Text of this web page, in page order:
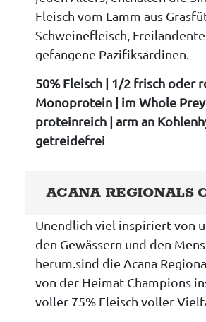
Fleisch vom Lamm aus
Schweinefleisch,
gefangene Pazifiksardinen.
50% Fleisch | 1/2 frisch oder
Monoprotein | im Whole
proteinreich | arm an
getreidefrei
ACANA REGIONALS
Unendlich viel inspiriert von
den Gewässern und den
herum.sind die Acana
von der Heimat Champions
voller 75% Fleisch voller